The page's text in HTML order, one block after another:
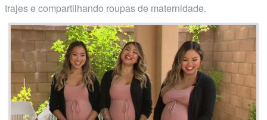
trajes e compartilhando roupas de maternidade.